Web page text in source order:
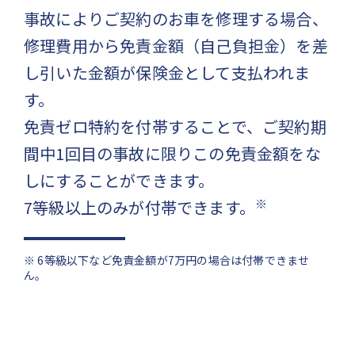
事故によりご契約のお車を修理する場合、
修理費用から免責金額（自己負担金）を差
し引いた金額が保険金として支払われま
す。
免責ゼロ特約を付帯することで、ご契約期
間中1回目の事故に限りこの免責金額をな
しにすることができます。
7等級以上のみが付帯できます。
※
※ 6等級以下など免責金額が7万円の場合は付帯できませ
ん。